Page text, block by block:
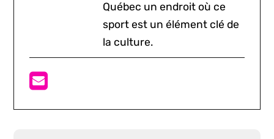
Québec un endroit où ce
sport est un élément clé de
la culture.